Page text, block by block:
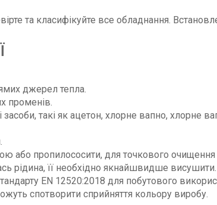
та класифікуйте все обладнання.
джерел тепла.
променів.
такі як ацетон, хлорне вапно, хлорне
або пропилососити, для точкового
рідина, її необхідно якнайшвидше висушити.
EN 12520:2018 для побутового
спотворити сприйняття кольору виробу.